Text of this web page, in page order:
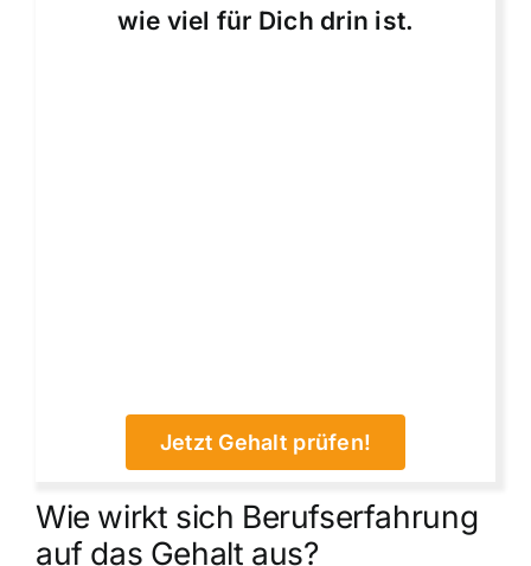
wie viel für Dich drin ist.
Jetzt Gehalt prüfen!
Wie wirkt sich Berufserfahrung
auf das Gehalt aus?